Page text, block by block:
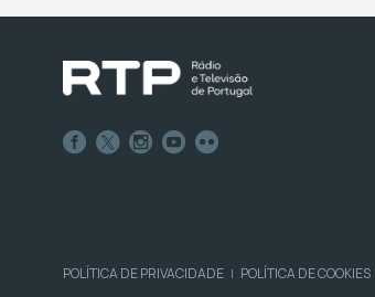
POLÍTICA DE PRIVACIDADE | POLÍTICA DE COOKIES